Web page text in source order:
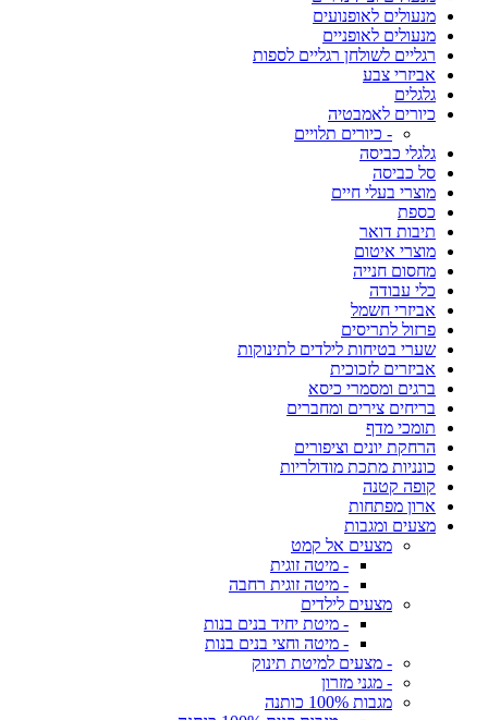
מנעולים לאופנועים
מנעולים לאופניים
רגליים לשולחן רגליים לספות
אביזרי צבע
גלגלים
כיורים לאמבטיה
- כיורים תלויים
גלגלי כביסה
סל כביסה
מוצרי בעלי חיים
כספת
תיבות דואר
מוצרי איטום
מחסום חנייה
כלי עבודה
אביזרי חשמל
פרזול לתריסים
שערי בטיחות לילדים לתינוקות
אביזרים לזכוכית
ברגים ומסמרי כיסא
בריחים צירים ומחברים
תומכי מדף
הרחקת יונים וציפורים
כונניות מתכת מודולריות
קופה קטנה
ארון מפתחות
מצעים ומגבות
מצעים אל קמט
- מיטה זוגית
- מיטה זוגית רחבה
מצעים לילדים
- מיטת יחיד בנים בנות
- מיטה וחצי בנים בנות
- מצעים למיטת תינוק
- מגני מזרון
מגבות 100% כותנה